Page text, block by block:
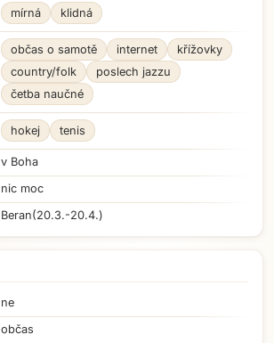
mírná klidná
občas o samotě internet
křížovky
country/folk
poslech jazzu
četba naučné
hokej tenis
v Boha
nic moc
Beran(20.3.-20.4.)
ne
občas